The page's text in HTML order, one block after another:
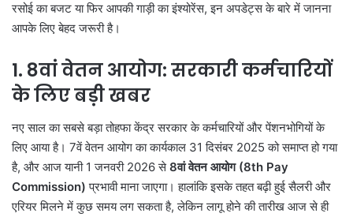
रसोई का बजट या फिर आपकी गाड़ी का इंश्योरेंस, इन अपडेट्स के बारे में जानना
आपके लिए बेहद जरूरी है।
1. 8वां वेतन आयोग: सरकारी कर्मचारियों
के लिए बड़ी खबर
नए साल का सबसे बड़ा तोहफा केंद्र सरकार के कर्मचारियों और पेंशनभोगियों के
लिए आया है। 7वें वेतन आयोग का कार्यकाल 31 दिसंबर 2025 को समाप्त हो गया
है, और आज यानी 1 जनवरी 2026 से8वां वेतन आयोग (8th Pay
Commission) प्रभावी माना जाएगा। हालांकि इसके तहत बढ़ी हुई सैलरी और
एरियर मिलने में कुछ समय लग सकता है, लेकिन लागू होने की तारीख आज से ही